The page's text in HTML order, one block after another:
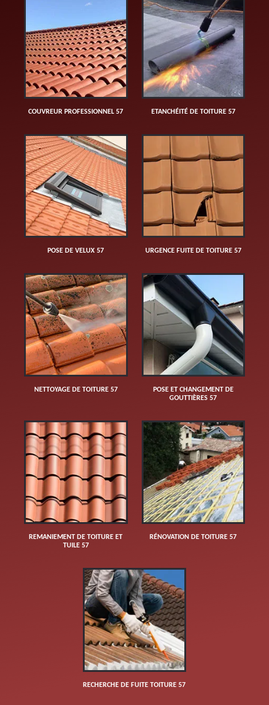
COUVREUR PROFESSIONNEL 57 ETANCHÉITÉ DE TOITURE 57
POSE DE VELUX 57 URGENCE FUITE DE TOITURE 57
NETTOYAGE DE TOITURE 57
POSE ET CHANGEMENT DE
GOUTTIÈRES 57
REMANIEMENT DE TOITURE ET
TUILE 57
RÉNOVATION DE TOITURE 57
RECHERCHE DE FUITE TOITURE 57